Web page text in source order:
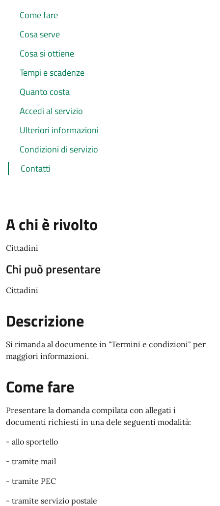
Come fare
Cosa serve
Cosa si ottiene
Tempi e scadenze
Quanto costa
Accedi al servizio
Ulteriori informazioni
Condizioni di servizio
Contatti
A chi è rivolto
Cittadini
Chi può presentare
Cittadini
Descrizione
Si rimanda al documente in "Termini e condizioni" per
maggiori informazioni.
Come fare
Presentare la domanda compilata con allegati i
documenti richiesti in una dele seguenti modalità:
- allo sportello
- tramite mail
- tramite PEC
- tramite servizio postale